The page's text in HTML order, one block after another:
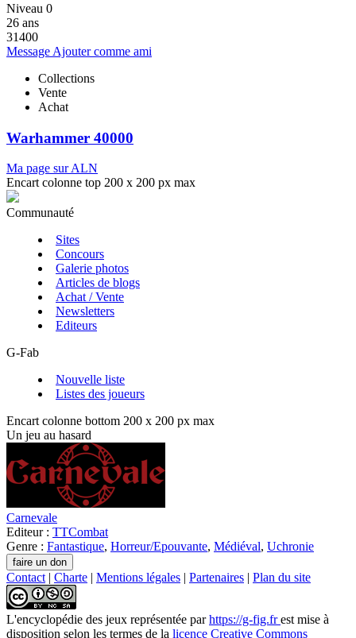
Niveau 0
26 ans
31400
Message Ajouter comme ami
Collections
Vente
Achat
Warhammer 40000
Ma page sur ALN
Encart colonne top 200 x 200 px max
Communauté
Sites
Concours
Galerie photos
Articles de blogs
Achat / Vente
Newsletters
Editeurs
G-Fab
Nouvelle liste
Listes des joueurs
Encart colonne bottom 200 x 200 px max
Un jeu au hasard
Carnevale
Editeur : TTCombat
Genre : Fantastique, Horreur/Epouvante, Médiéval, Uchronie
Contact | Charte | Mentions légales | Partenaires | Plan du site
L'encyclopédie des jeux représentée parhttps://g-fig.frest mise à
disposition selon les termes de la licence Creative Commons